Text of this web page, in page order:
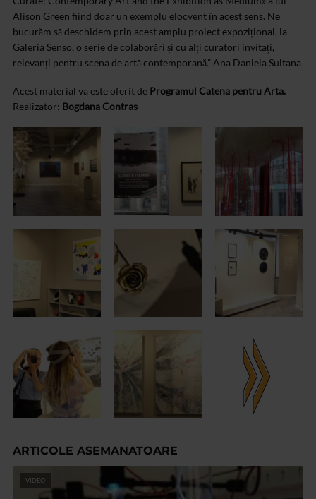
Alison Green fiind doar un exemplu elocvent în acest sens. Ne
bucurăm să deschidem prin acest amplu proiect expozițional, la
Galeria Senso, o serie de colaborări și cu alți curatori invitați,
relevanți pentru scena de artă contemporană.” Ana Daniela Sultana
Acest material va este oferit de Programul Catena pentru Arta.
Realizator: Bogdana Contras
ARTICOLE ASEMANATOARE
VIDEO